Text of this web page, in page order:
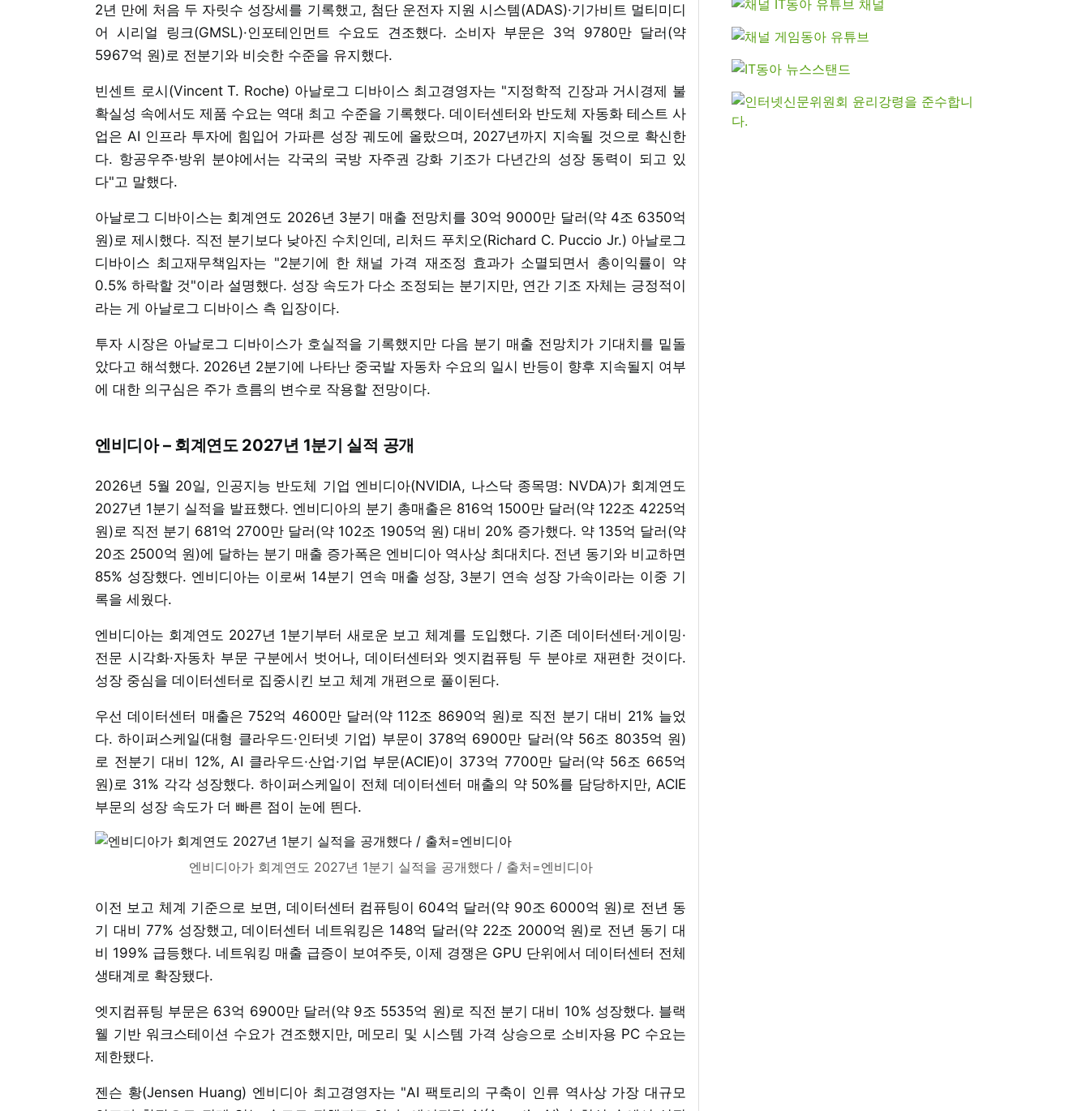
2년 만에 처음 두 자릿수 성장세를 기록했고, 첨단 운전자 지원 시스템(ADAS)·기가비트 멀티미디
어 시리얼 링크(GMSL)·인포테인먼트 수요도 견조했다. 소비자 부문은 3억 9780만 달러(약
5967억 원)로 전분기와 비슷한 수준을 유지했다.
빈센트 로시(Vincent T. Roche) 아날로그 디바이스 최고경영자는 "지정학적 긴장과 거시경제 불
확실성 속에서도 제품 수요는 역대 최고 수준을 기록했다. 데이터센터와 반도체 자동화 테스트 사
업은 AI 인프라 투자에 힘입어 가파른 성장 궤도에 올랐으며, 2027년까지 지속될 것으로 확신한
다. 항공우주·방위 분야에서는 각국의 국방 자주권 강화 기조가 다년간의 성장 동력이 되고 있
다"고 말했다.
아날로그 디바이스는 회계연도 2026년 3분기 매출 전망치를 30억 9000만 달러(약 4조 6350억
원)로 제시했다. 직전 분기보다 낮아진 수치인데, 리처드 푸치오(Richard C. Puccio Jr.) 아날로그
디바이스 최고재무책임자는 "2분기에 한 채널 가격 재조정 효과가 소멸되면서 총이익률이 약
0.5% 하락할 것"이라 설명했다. 성장 속도가 다소 조정되는 분기지만, 연간 기조 자체는 긍정적이
라는 게 아날로그 디바이스 측 입장이다.
투자 시장은 아날로그 디바이스가 호실적을 기록했지만 다음 분기 매출 전망치가 기대치를 밑돌
았다고 해석했다. 2026년 2분기에 나타난 중국발 자동차 수요의 일시 반등이 향후 지속될지 여부
에 대한 의구심은 주가 흐름의 변수로 작용할 전망이다.
엔비디아 – 회계연도 2027년 1분기 실적 공개
2026년 5월 20일, 인공지능 반도체 기업 엔비디아(NVIDIA, 나스닥 종목명: NVDA)가 회계연도
2027년 1분기 실적을 발표했다. 엔비디아의 분기 총매출은 816억 1500만 달러(약 122조 4225억
원)로 직전 분기 681억 2700만 달러(약 102조 1905억 원) 대비 20% 증가했다. 약 135억 달러(약
20조 2500억 원)에 달하는 분기 매출 증가폭은 엔비디아 역사상 최대치다. 전년 동기와 비교하면
85% 성장했다. 엔비디아는 이로써 14분기 연속 매출 성장, 3분기 연속 성장 가속이라는 이중 기
록을 세웠다.
엔비디아는 회계연도 2027년 1분기부터 새로운 보고 체계를 도입했다. 기존 데이터센터·게이밍·
전문 시각화·자동차 부문 구분에서 벗어나, 데이터센터와 엣지컴퓨팅 두 분야로 재편한 것이다.
성장 중심을 데이터센터로 집중시킨 보고 체계 개편으로 풀이된다.
우선 데이터센터 매출은 752억 4600만 달러(약 112조 8690억 원)로 직전 분기 대비 21% 늘었
다. 하이퍼스케일(대형 클라우드·인터넷 기업) 부문이 378억 6900만 달러(약 56조 8035억 원)
로 전분기 대비 12%, AI 클라우드·산업·기업 부문(ACIE)이 373억 7700만 달러(약 56조 665억
원)로 31% 각각 성장했다. 하이퍼스케일이 전체 데이터센터 매출의 약 50%를 담당하지만, ACIE
부문의 성장 속도가 더 빠른 점이 눈에 띈다.
엔비디아가 회계연도 2027년 1분기 실적을 공개했다 / 출처=엔비디아
이전 보고 체계 기준으로 보면, 데이터센터 컴퓨팅이 604억 달러(약 90조 6000억 원)로 전년 동
기 대비 77% 성장했고, 데이터센터 네트워킹은 148억 달러(약 22조 2000억 원)로 전년 동기 대
비 199% 급등했다. 네트워킹 매출 급증이 보여주듯, 이제 경쟁은 GPU 단위에서 데이터센터 전체
생태계로 확장됐다.
엣지컴퓨팅 부문은 63억 6900만 달러(약 9조 5535억 원)로 직전 분기 대비 10% 성장했다. 블랙
웰 기반 워크스테이션 수요가 견조했지만, 메모리 및 시스템 가격 상승으로 소비자용 PC 수요는
제한됐다.
젠슨 황(Jensen Huang) 엔비디아 최고경영자는 "AI 팩토리의 구축이 인류 역사상 가장 대규모